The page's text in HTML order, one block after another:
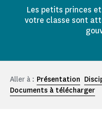
Les petits princes
votre classe sont
Aller à : Présentation
Documents à télécharger